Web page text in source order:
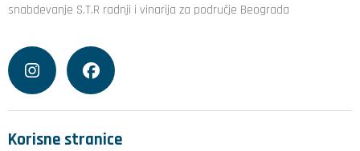
snabdevanje S.T.R radnji i vinarija za područje Beograda
Korisne stranice